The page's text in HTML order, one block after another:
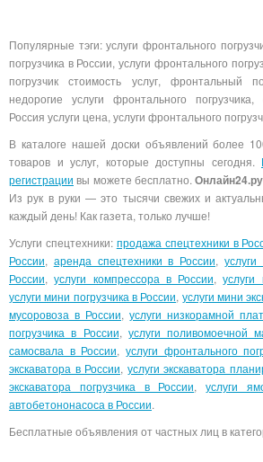
Популярные тэги: услуги фронтального
погрузчика в России, услуги фронтального
погрузчик стоимость услуг, фронтальный
недорогие услуги фронтального
Россия услуги цена, услуги фронтального
В каталоге нашей доски объявлений более
товаров и услуг, которые доступны сегодня.
регистрации вы можете бесплатно.Онлайн24.ру
Из рук в руки — это тысячи свежих и
каждый день! Как газета, только лучше!
Услуги спецтехники: продажа спецтехники в
России, аренда спецтехники в России, услуги
России,услуги компрессора в России,
услуги мини погрузчика в России, услуги мини
мусоровоза в России, услуги низкорамной
погрузчика в России, услуги поливомоечной
самосвала в России, услуги фронтального
экскаватора в России, услуги экскаватора
экскаватора погрузчика в России, услуги
автобетононасоса в России.
Бесплатные объявления от частных лиц в